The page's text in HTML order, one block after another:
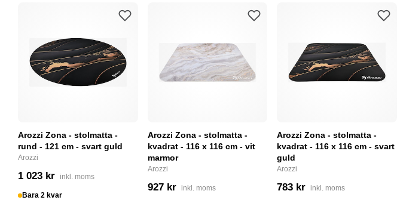
Arozzi Zona - stolmatta -
rund - 121 cm - svart guld
Arozzi
1 023 kr inkl. moms
Bara 2 kvar
Arozzi Zona - stolmatta -
kvadrat - 116 x 116 cm - vit
marmor
Arozzi
927 kr inkl. moms
Arozzi Zona - stolmatta -
kvadrat - 116 x 116 cm - svart
guld
Arozzi
783 kr inkl. moms